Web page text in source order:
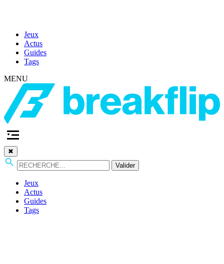
Jeux
Actus
Guides
Tags
MENU
✖
Valider
Jeux
Actus
Guides
Tags